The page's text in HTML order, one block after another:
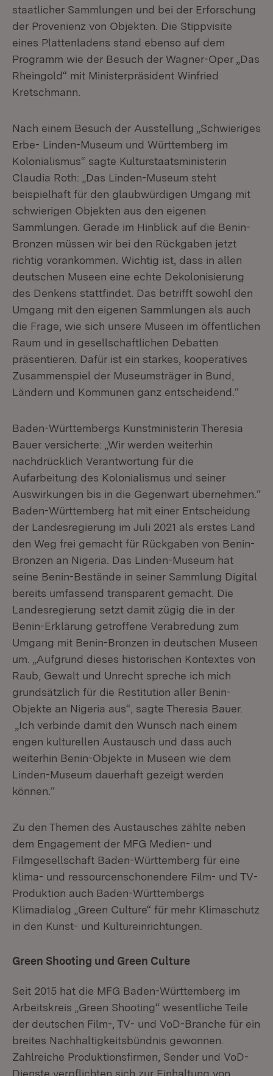
staatlicher Sammlungen und bei der Erforschung
der Provenienz von Objekten. Die Stippvisite
eines Plattenladens stand ebenso auf dem
Programm wie der Besuch der Wagner-Oper „Das
Rheingold“ mit Ministerpräsident Winfried
Kretschmann.
Nach einem Besuch der Ausstellung „Schwieriges
Erbe- Linden-Museum und Württemberg im
Kolonialismus“ sagte Kulturstaatsministerin
Claudia Roth: „Das Linden-Museum steht
beispielhaft für den glaubwürdigen Umgang mit
schwierigen Objekten aus den eigenen
Sammlungen. Gerade im Hinblick auf die Benin-
Bronzen müssen wir bei den Rückgaben jetzt
richtig vorankommen. Wichtig ist, dass in allen
deutschen Museen eine echte Dekolonisierung
des Denkens stattfindet. Das betrifft sowohl den
Umgang mit den eigenen Sammlungen als auch
die Frage, wie sich unsere Museen im öffentlichen
Raum und in gesellschaftlichen Debatten
präsentieren. Dafür ist ein starkes, kooperatives
Zusammenspiel der Museumsträger in Bund,
Ländern und Kommunen ganz entscheidend.“
Baden-Württembergs Kunstministerin Theresia
Bauer versicherte: „Wir werden weiterhin
nachdrücklich Verantwortung für die
Aufarbeitung des Kolonialismus und seiner
Auswirkungen bis in die Gegenwart übernehmen.“
Baden-Württemberg hat mit einer Entscheidung
der Landesregierung im Juli 2021 als erstes Land
den Weg frei gemacht für Rückgaben von Benin-
Bronzen an Nigeria. Das Linden-Museum hat
seine Benin-Bestände in seiner Sammlung Digital
bereits umfassend transparent gemacht. Die
Landesregierung setzt damit zügig die in der
Benin-Erklärung getroffene Verabredung zum
Umgang mit Benin-Bronzen in deutschen Museen
um. „Aufgrund dieses historischen Kontextes von
Raub, Gewalt und Unrecht spreche ich mich
grundsätzlich für die Restitution aller Benin-
Objekte an Nigeria aus“, sagte Theresia Bauer.
„Ich verbinde damit den Wunsch nach einem
engen kulturellen Austausch und dass auch
weiterhin Benin-Objekte in Museen wie dem
Linden-Museum dauerhaft gezeigt werden
können.“
Zu den Themen des Austausches zählte neben
dem Engagement der MFG Medien- und
Filmgesellschaft Baden-Württemberg für eine
klima- und ressourcenschonendere Film- und TV-
Produktion auch Baden-Württembergs
Klimadialog „Green Culture“ für mehr Klimaschutz
in den Kunst- und Kultureinrichtungen.
Green Shooting und Green Culture
Seit 2015 hat die MFG Baden-Württemberg im
Arbeitskreis „Green Shooting“ wesentliche Teile
der deutschen Film-, TV- und VoD-Branche für ein
breites Nachhaltigkeitsbündnis gewonnen.
Zahlreiche Produktionsfirmen, Sender und VoD-
Dienste verpflichten sich zur Einhaltung von